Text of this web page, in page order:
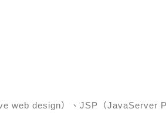
web design）、JSP（JavaServer